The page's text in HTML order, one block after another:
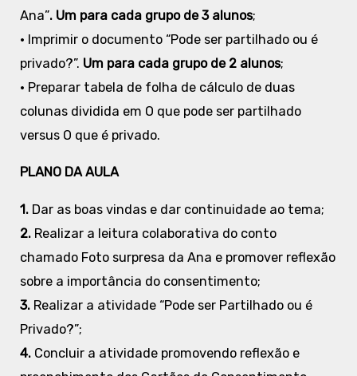
Ana”. Um para cada grupo de 3 alunos;
• Imprimir o documento “Pode ser partilhado ou é
privado?”. Um para cada grupo de 2 alunos;
• Preparar tabela de folha de cálculo de duas
colunas dividida em O que pode ser partilhado
versus O que é privado.
PLANO DA AULA
1. Dar as boas vindas e dar continuidade ao tema;
2. Realizar a leitura colaborativa do conto
chamado Foto surpresa da Ana e promover reflexão
sobre a importância do consentimento;
3. Realizar a atividade “Pode ser Partilhado ou é
Privado?”;
4.Concluir a atividade promovendo reflexão e